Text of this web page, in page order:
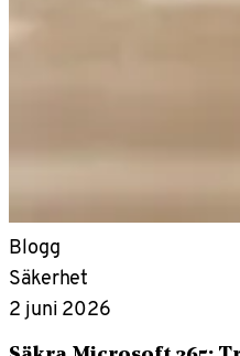
Blogg
Säkerhet
2 juni 2026